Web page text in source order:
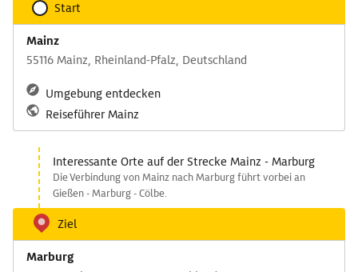
Start
Mainz
55116 Mainz, Rheinland-Pfalz, Deutschland
Umgebung entdecken
Reiseführer Mainz
Interessante Orte auf der Strecke Mainz - Marburg
Die Verbindung von Mainz nach Marburg führt vorbei an
Gießen - Marburg - Cölbe.
Ziel
Marburg